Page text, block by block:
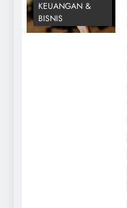
KEUANGAN &
BISNIS